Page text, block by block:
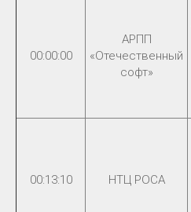
00:00:00
АРПП
«Отечественный
софт»
00:13:10 НТЦ РОСА